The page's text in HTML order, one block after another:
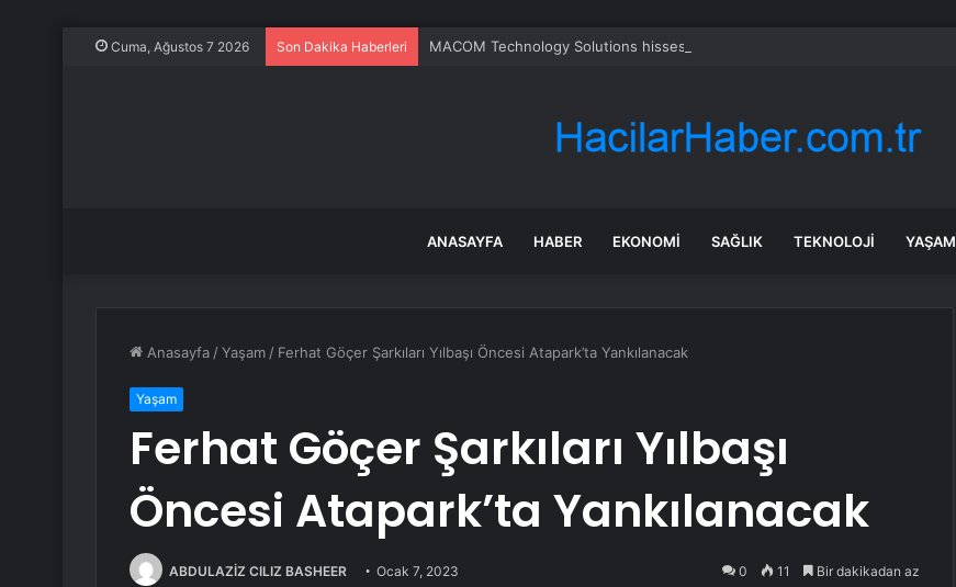
Cuma, Ağustos 7 2026 Son Dakika Haberleri MACOM Technology Solutions hissesi neden yükseliyor?
ANASAYFA HABER EKONOMI SAĞLIK TEKNOLOJI YAŞAM
Anasayfa /Yaşam / Ferhat Göçer Şarkıları Yılbaşı Öncesi Atapark’ta Yankılanacak
Yaşam
Ferhat Göçer Şarkıları Yılbaşı
Öncesi Atapark’ta Yankılanacak
ABDULAZİZ CILIZ BASHEER Ocak 7, 2023 0 11 Bir dakikadan az